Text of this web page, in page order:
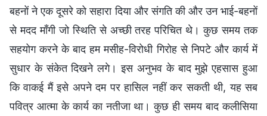
बहनों ने एक दूसरे को सहारा दिया और संगति की और उन भाई-बहनों
से मदद माँगी जो स्थिति से अच्छी तरह परिचित थे। कुछ समय तक
सहयोग करने के बाद हम मसीह-विरोधी गिरोह से निपटे और कार्य में
सुधार के संकेत दिखने लगे। इस अनुभव के बाद मुझे एहसास हुआ
कि वाकई मैं इसे अपने दम पर हासिल नहीं कर सकती थी, यह सब
पवित्र आत्मा के कार्य का नतीजा था। कुछ ही समय बाद कलीसिया